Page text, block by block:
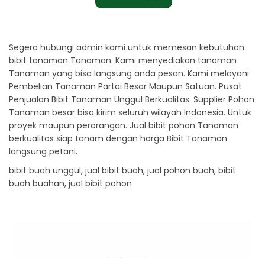
Segera hubungi admin kami untuk memesan kebutuhan
bibit tanaman Tanaman. Kami menyediakan tanaman
Tanaman yang bisa langsung anda pesan. Kami melayani
Pembelian Tanaman Partai Besar Maupun Satuan. Pusat
Penjualan Bibit Tanaman Unggul Berkualitas. Supplier Pohon
Tanaman besar bisa kirim seluruh wilayah Indonesia. Untuk
proyek maupun perorangan. Jual bibit pohon Tanaman
berkualitas siap tanam dengan harga Bibit Tanaman
langsung petani.
bibit buah unggul, jual bibit buah, jual pohon buah, bibit
buah buahan, jual bibit pohon